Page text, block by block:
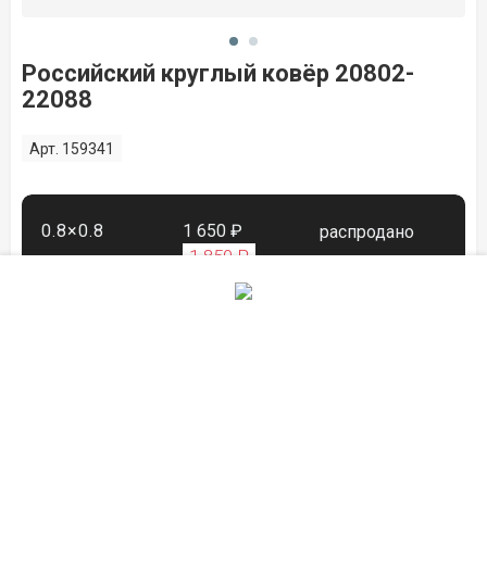
Российский круглый ковёр 20802-
22088
Арт. 159341
0.8×0.8 1 650 ₽
1 850 ₽
распродано